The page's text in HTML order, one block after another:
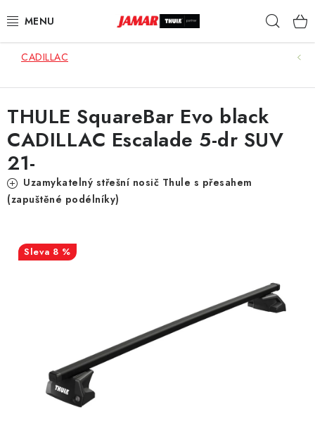
na
STŘEŠNÍ NOSIČE
STŘEŠNÍ BOXY
KOČÁRKY
DĚTSKÉ ZBOŽÍ
AUTOPOTAHY ŠITÉ NA MÍRU
PRO PSY
CADILLAC
THULE SquareBar Evo black
CADILLAC Escalade 5-dr SUV
21-
Uzamykatelný střešní nosič Thule s přesahem
(zapuštěné podélníky)
8 %